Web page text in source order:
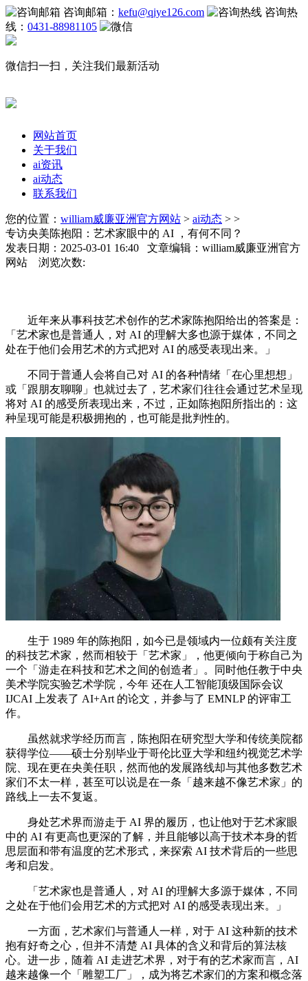
咨询邮箱： kefu@qiye126.com
咨询热
线： 0431-88981105
微信扫一扫，关注我们最新活动
网站首页
关于我们
ai资讯
ai动态
联系我们
您的位置： william威廉亚洲官方网站 > ai动态 > >
专访央美陈抱阳：艺术家眼中的 AI ，有何不同？
发表日期：2025-03-01 16:40 文章编辑：william威廉亚洲官方
网站 浏览次数:
近年来从事科技艺术创作的艺术家陈抱阳给出的答案是：
「艺术家也是普通人，对 AI 的理解大多也源于媒体，不同之
处在于他们会用艺术的方式把对 AI 的感受表现出来。」
不同于普通人会将自己对 AI 的各种情绪「在心里想想」
或「跟朋友聊聊」也就过去了，艺术家们往往会通过艺术呈现
将对 AI 的感受所表现出来，不过，正如陈抱阳所指出的：这
种呈现可能是积极拥抱的，也可能是批判性的。
生于 1989 年的陈抱阳，如今已是领域内一位颇有关注度
的科技艺术家，然而相较于「艺术家」，他更倾向于称自己为
一个「游走在科技和艺术之间的创造者」。同时他任教于中央
美术学院实验艺术学院，今年 还在人工智能顶级国际会议
IJCAI 上发表了 AI+Art 的论文，并参与了 EMNLP 的评审工
作。
虽然就求学经历而言，陈抱阳在研究型大学和传统美院都
获得学位——硕士分别毕业于哥伦比亚大学和纽约视觉艺术学
院、现在更在央美任职，然而他的发展路线却与其他多数艺术
家们不太一样，甚至可以说是在一条「越来越不像艺术家」的
路线上一去不复返。
身处艺术界而游走于 AI 界的履历，也让他对于艺术家眼
中的 AI 有更高也更深的了解，并且能够以高于技术本身的哲
思层面和带有温度的艺术形式，来探索 AI 技术背后的一些思
考和启发。
「艺术家也是普通人，对 AI 的理解大多源于媒体，不同
之处在于他们会用艺术的方式把对 AI 的感受表现出来。」
一方面，艺术家们与普通人一样，对于 AI 这种新的技术
抱有好奇之心，但并不清楚 AI 具体的含义和背后的算法核
心。进一步，随着 AI 走进艺术界，对于有的艺术家而言，AI
越来越像一个「雕塑工厂」，成为将艺术家们的方案和概念落